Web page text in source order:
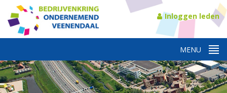
Inloggen leden